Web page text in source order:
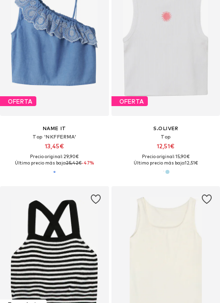
OFERTA
NAME IT
Top 'NKFFERMA'
13,45€
Precio original: 29,90€
Último precio más bajo:25,42€-47%
OFERTA
S.OLIVER
Top
12,51€
Precio original: 15,90€
Último precio más bajo:12,51€